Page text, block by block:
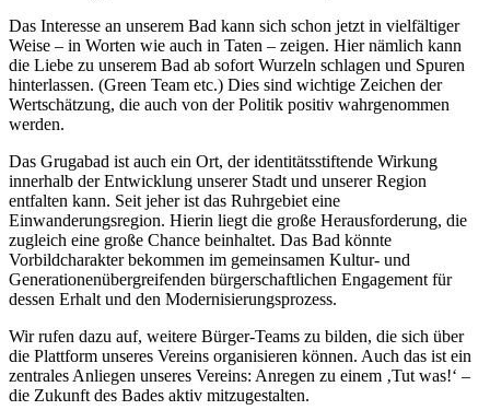
Das Interesse an unserem Bad kann sich schon jetzt in vielfältiger
Weise – in Worten wie auch in Taten – zeigen. Hier nämlich kann
die Liebe zu unserem Bad ab sofort Wurzeln schlagen und Spuren
hinterlassen. (Green Team etc.) Dies sind wichtige Zeichen der
Wertschätzung, die auch von der Politik positiv wahrgenommen
werden.
Das Grugabad ist auch ein Ort, der identitätsstiftende Wirkung
innerhalb der Entwicklung unserer Stadt und unserer Region
entfalten kann. Seit jeher ist das Ruhrgebiet eine
Einwanderungsregion. Hierin liegt die große Herausforderung, die
zugleich eine große Chance beinhaltet. Das Bad könnte
Vorbildcharakter bekommen im gemeinsamen Kultur- und
Generationenübergreifenden bürgerschaftlichen Engagement für
dessen Erhalt und den Modernisierungsprozess.
Wir rufen dazu auf, weitere Bürger-Teams zu bilden, die sich über
die Plattform unseres Vereins organisieren können. Auch das ist ein
zentrales Anliegen unseres Vereins: Anregen zu einem ‚Tut was!‘ –
die Zukunft des Bades aktiv mitzugestalten.